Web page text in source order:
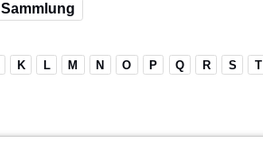
Sammlung
K L M N O P Q R S T